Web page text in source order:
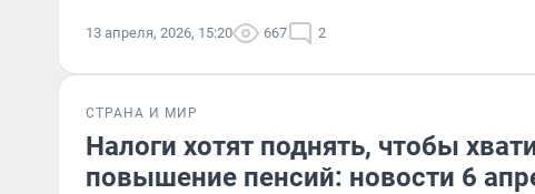
13 апреля, 2026, 15:20 667 2
СТРАНА И МИР
Налоги хотят поднять, чтобы
повышение пенсий: новости 6